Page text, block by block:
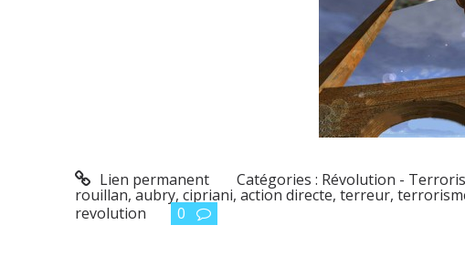
Lien permanent Catégories : Révolution -
rouillan,aubry, cipriani, action directe, terreur,
revolution
0